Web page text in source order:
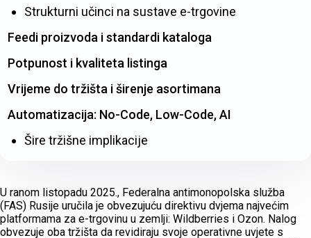
U ranom listopadu 2025., Federalna antimonopolska služba
(FAS) Rusije uručila je obvezujuću direktivu dvjema najvećim
platformama za e-trgovinu u zemlji: Wildberries i Ozon. Nalog
obvezuje oba tržišta da revidiraju svoje operativne uvjete s
Strukturni učinci na sustave e-trgovine
Feedi proizvoda i standardi kataloga
Potpunost i kvaliteta listinga
Vrijeme do tržišta i širenje asortimana
Automatizacija: No-Code, Low-Code, AI
Šire tržišne implikacije